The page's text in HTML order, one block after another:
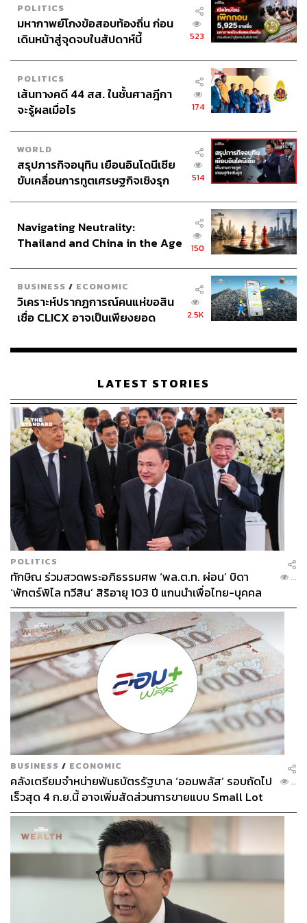
POLITICS
มหากาพย์โกงข้อสอบท้องถิ่น ก่อน
เดินหน้าสู่จุดจบในสัปดาห์นี้
523
POLITICS
เส้นทางคดี 44 สส. ในชั้นศาลฎีกา
จะรู้ผลเมื่อไร
174
WORLD
สรุปภารกิจอนุทิน เยือนอินโดนีเซีย
ขับเคลื่อนการทูตเศรษฐกิจเชิงรุก
514
Navigating Neutrality:
Thailand and China in the Age
150
BUSINESS / ECONOMIC
วิเคราะห์ปรากฏการณ์คนแห่ขอสิน
เชื่อ CLICX อาจเป็นเพียงยอด
เรือนไทยที่ถูกซุกไว้
2.5K
LATEST STORIES
POLITICS
ทักษิณ ร่วมสวดพระอภิธรรมศพ ‘พล.ต.ท. ผ่อน’ บิดา
‘พักตร์พิไล ทวีสิน’ สิริอายุ 103 ปี แกนนำเพื่อไทย-บุคคล
หลากวงการร่วมอาลัย
...
BUSINESS / ECONOMIC
คลังเตรียมจำหน่ายพันธบัตรรัฐบาล ‘ออมพลัส’ รอบถัดไป
เร็วสุด 4 ก.ย.นี้ อาจเพิ่มสัดส่วนการขายแบบ Small Lot
First มากขึ้น
...